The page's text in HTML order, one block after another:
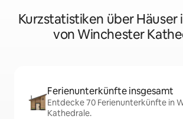
Kurzstatistiken über Häuser
von Winchester
Ferienunterkünfte insgesamt
Entdecke 70 Ferienunterkünfte in
Kathedrale.